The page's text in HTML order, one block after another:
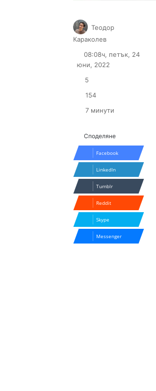
Теодор
Караколев
X email
08:08ч, петък, 24
юни, 2022
5
154
7 минути
Споделяне
Facebook
LinkedIn
Tumblr
Reddit
Skype
Messenger